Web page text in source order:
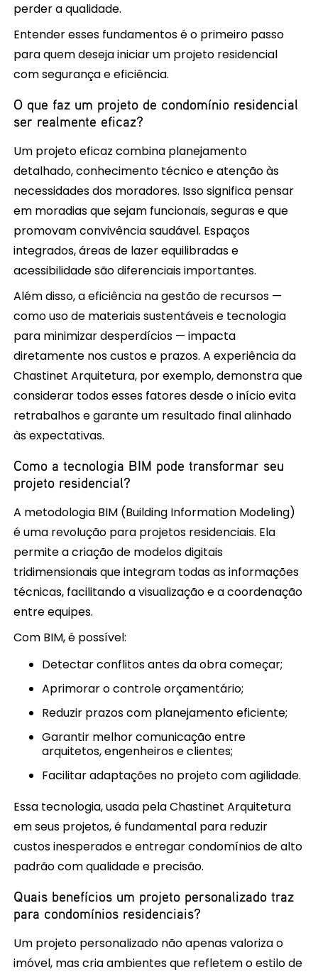
perder a qualidade.
Entender esses fundamentos é o primeiro passo
para quem deseja iniciar um projeto residencial
com segurança e eficiência.
O que faz um projeto de condomínio residencial
ser realmente eficaz?
Um projeto eficaz combina planejamento
detalhado, conhecimento técnico e atenção às
necessidades dos moradores. Isso significa pensar
em moradias que sejam funcionais, seguras e que
promovam convivência saudável. Espaços
integrados, áreas de lazer equilibradas e
acessibilidade são diferenciais importantes.
Além disso, a eficiência na gestão de recursos —
como uso de materiais sustentáveis e tecnologia
para minimizar desperdícios — impacta
diretamente nos custos e prazos. A experiência da
Chastinet Arquitetura, por exemplo, demonstra que
considerar todos esses fatores desde o início evita
retrabalhos e garante um resultado final alinhado
às expectativas.
Como a tecnologia BIM pode transformar seu
projeto residencial?
A metodologia BIM (Building Information Modeling)
é uma revolução para projetos residenciais. Ela
permite a criação de modelos digitais
tridimensionais que integram todas as informações
técnicas, facilitando a visualização e a coordenação
entre equipes.
Com BIM, é possível:
Detectar conflitos antes da obra começar;
Aprimorar o controle orçamentário;
Reduzir prazos com planejamento eficiente;
Garantir melhor comunicação entre
arquitetos, engenheiros e clientes;
Facilitar adaptações no projeto com agilidade.
Essa tecnologia, usada pela Chastinet Arquitetura
em seus projetos, é fundamental para reduzir
custos inesperados e entregar condomínios de alto
padrão com qualidade e precisão.
Quais benefícios um projeto personalizado traz
para condomínios residenciais?
Um projeto personalizado não apenas valoriza o
imóvel, mas cria ambientes que refletem o estilo de